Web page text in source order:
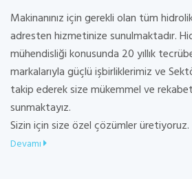
Makinanınız için gerekli olan tüm
adresten hizmetinize sunulmaktadır.
mühendisliği konusunda 20 yıllık
markalarıyla güçlü işbirliklerimiz ve
takip ederek size mükemmel ve
sunmaktayız.
Sizin için size özel çözümler üretiyoruz.
Devamı